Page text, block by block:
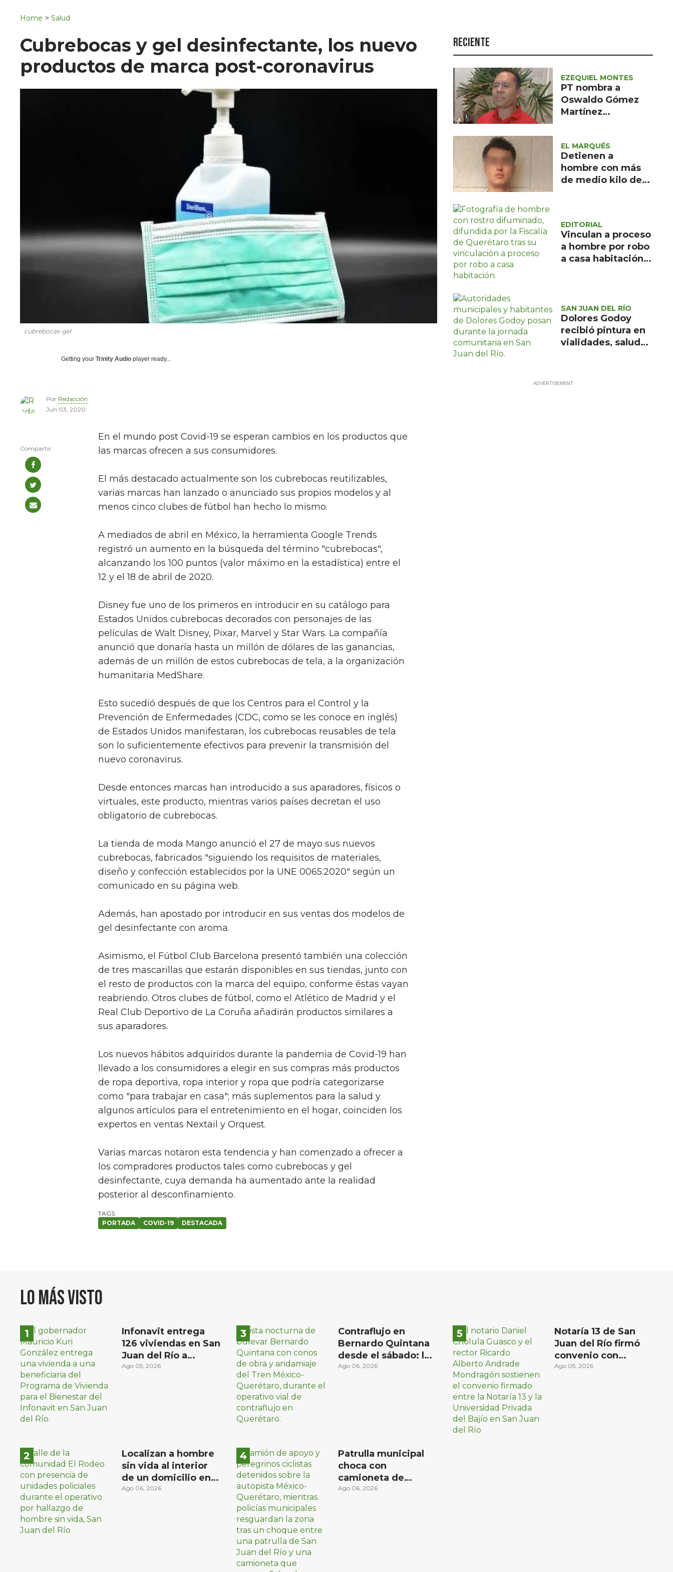
Política
Turismo
Asuntos Sociales
Estilo de vida
Home > Salud
Cubrebocas y gel desinfectante, los nuevo
productos de marca post-coronavirus
cubrebocas-gel
Getting your Trinity Audio player ready...
Por Redacción
Jun 03, 2020
En el mundo post Covid-19 se esperan cambios en los productos que
las marcas ofrecen a sus consumidores.
El más destacado actualmente son los cubrebocas reutilizables,
varias marcas han lanzado o anunciado sus propios modelos y al
menos cinco clubes de fútbol han hecho lo mismo.
A mediados de abril en México, la herramienta Google Trends
registró un aumento en la búsqueda del término "cubrebocas",
alcanzando los 100 puntos (valor máximo en la estadística) entre el
12 y el 18 de abril de 2020.
Disney fue uno de los primeros en introducir en su catálogo para
Estados Unidos cubrebocas decorados con personajes de las
películas de Walt Disney, Pixar, Marvel y Star Wars. La compañía
anunció que donaría hasta un millón de dólares de las ganancias,
además de un millón de estos cubrebocas de tela, a la organización
humanitaria MedShare.
Esto sucedió después de que los Centros para el Control y la
Prevención de Enfermedades (CDC, como se les conoce en inglés)
de Estados Unidos manifestaran, los cubrebocas reusables de tela
son lo suficientemente efectivos para prevenir la transmisión del
nuevo coronavirus.
Desde entonces marcas han introducido a sus aparadores, físicos o
virtuales, este producto, mientras varios países decretan el uso
obligatorio de cubrebocas.
La tienda de moda Mango anunció el 27 de mayo sus nuevos
cubrebocas, fabricados "siguiendo los requisitos de materiales,
diseño y confección establecidos por la UNE 0065:2020" según un
comunicado en su página web.
Además, han apostado por introducir en sus ventas dos modelos de
gel desinfectante con aroma.
Asimismo, el Fútbol Club Barcelona presentó también una colección
de tres mascarillas que estarán disponibles en sus tiendas, junto con
el resto de productos con la marca del equipo, conforme éstas vayan
reabriendo. Otros clubes de fútbol, como el Atlético de Madrid y el
Real Club Deportivo de La Coruña añadirán productos similares a
sus aparadores.
Los nuevos hábitos adquiridos durante la pandemia de Covid-19 han
llevado a los consumidores a elegir en sus compras más productos
de ropa deportiva, ropa interior y ropa que podría categorizarse
como "para trabajar en casa"; más suplementos para la salud y
algunos artículos para el entretenimiento en el hogar, coinciden los
expertos en ventas Nextail y Orquest.
Varias marcas notaron esta tendencia y han comenzado a ofrecer a
los compradores productos tales como cubrebocas y gel
desinfectante, cuya demanda ha aumentado ante la realidad
posterior al desconfinamiento.
PORTADA COVID-19 DESTACADA
Reciente
EZEQUIEL MONTES
PT nombra a
Oswaldo Gómez
Martínez
en el semidesierto
queretano
EL MARQUÉS
Detienen a
hombre con más
de medio kilo de
EDITORIAL
Vinculan a proceso
a hombre por robo
a casa habitación
SAN JUAN DEL RÍO
Dolores Godoy
recibió pintura en
vialidades, salud
Lo más visto
Infonavit entrega
126 viviendas en San
Juan del Río a
familias de bajos
Ago 05, 2026
Localizan a hombre
sin vida al interior
de un domicilio en
la comunidad El
Ago 06, 2026
Contraflujo en
Bernardo Quintana
desde el sábado: la
etapa más compleja
Ago 06, 2026
Patrulla municipal
choca con
camioneta de
peregrinos ciclistas
Ago 06, 2026
Notaría 13 de San
Juan del Río firmó
convenio con
Universidad Privada
Ago 05, 2026